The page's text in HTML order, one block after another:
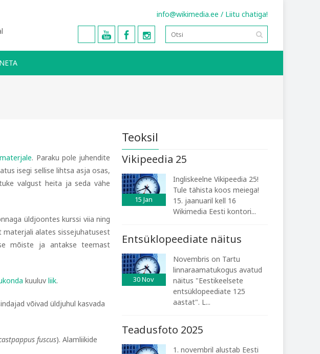
info@wikimedia.ee / Liitu chatiga!
. Paraku pole juhendite
isegi sellise lihtsa asja osas,
valgust heita ja seda vähe
üldjoontes kurssi viia ning
materjali alates sissejuhatusest
mõiste ja antakse teemast
kuuluv liik.
võivad üldjuhul kasvada
fuscus). Alamliikide
Teoksil
Vikipeedia 25
15 Jan
Ingliskeelne Vikipeedia 25!
Tule tähista koos meiega!
15. jaanuaril kell 16
Wikimedia Eesti kontori...
Entsüklopeediate näitus
30Nov
Novembris on Tartu
linnaraamatukogus avatud
näitus "Eestikeelsete
entsüklopeediate 125
aastat". L...
Teadusfoto 2025
1. novembril alustab Eesti